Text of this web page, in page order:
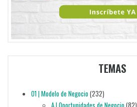
TEMAS
01 | Modelo de Negocio(232)
A | Oportunidades de Negocio(82)